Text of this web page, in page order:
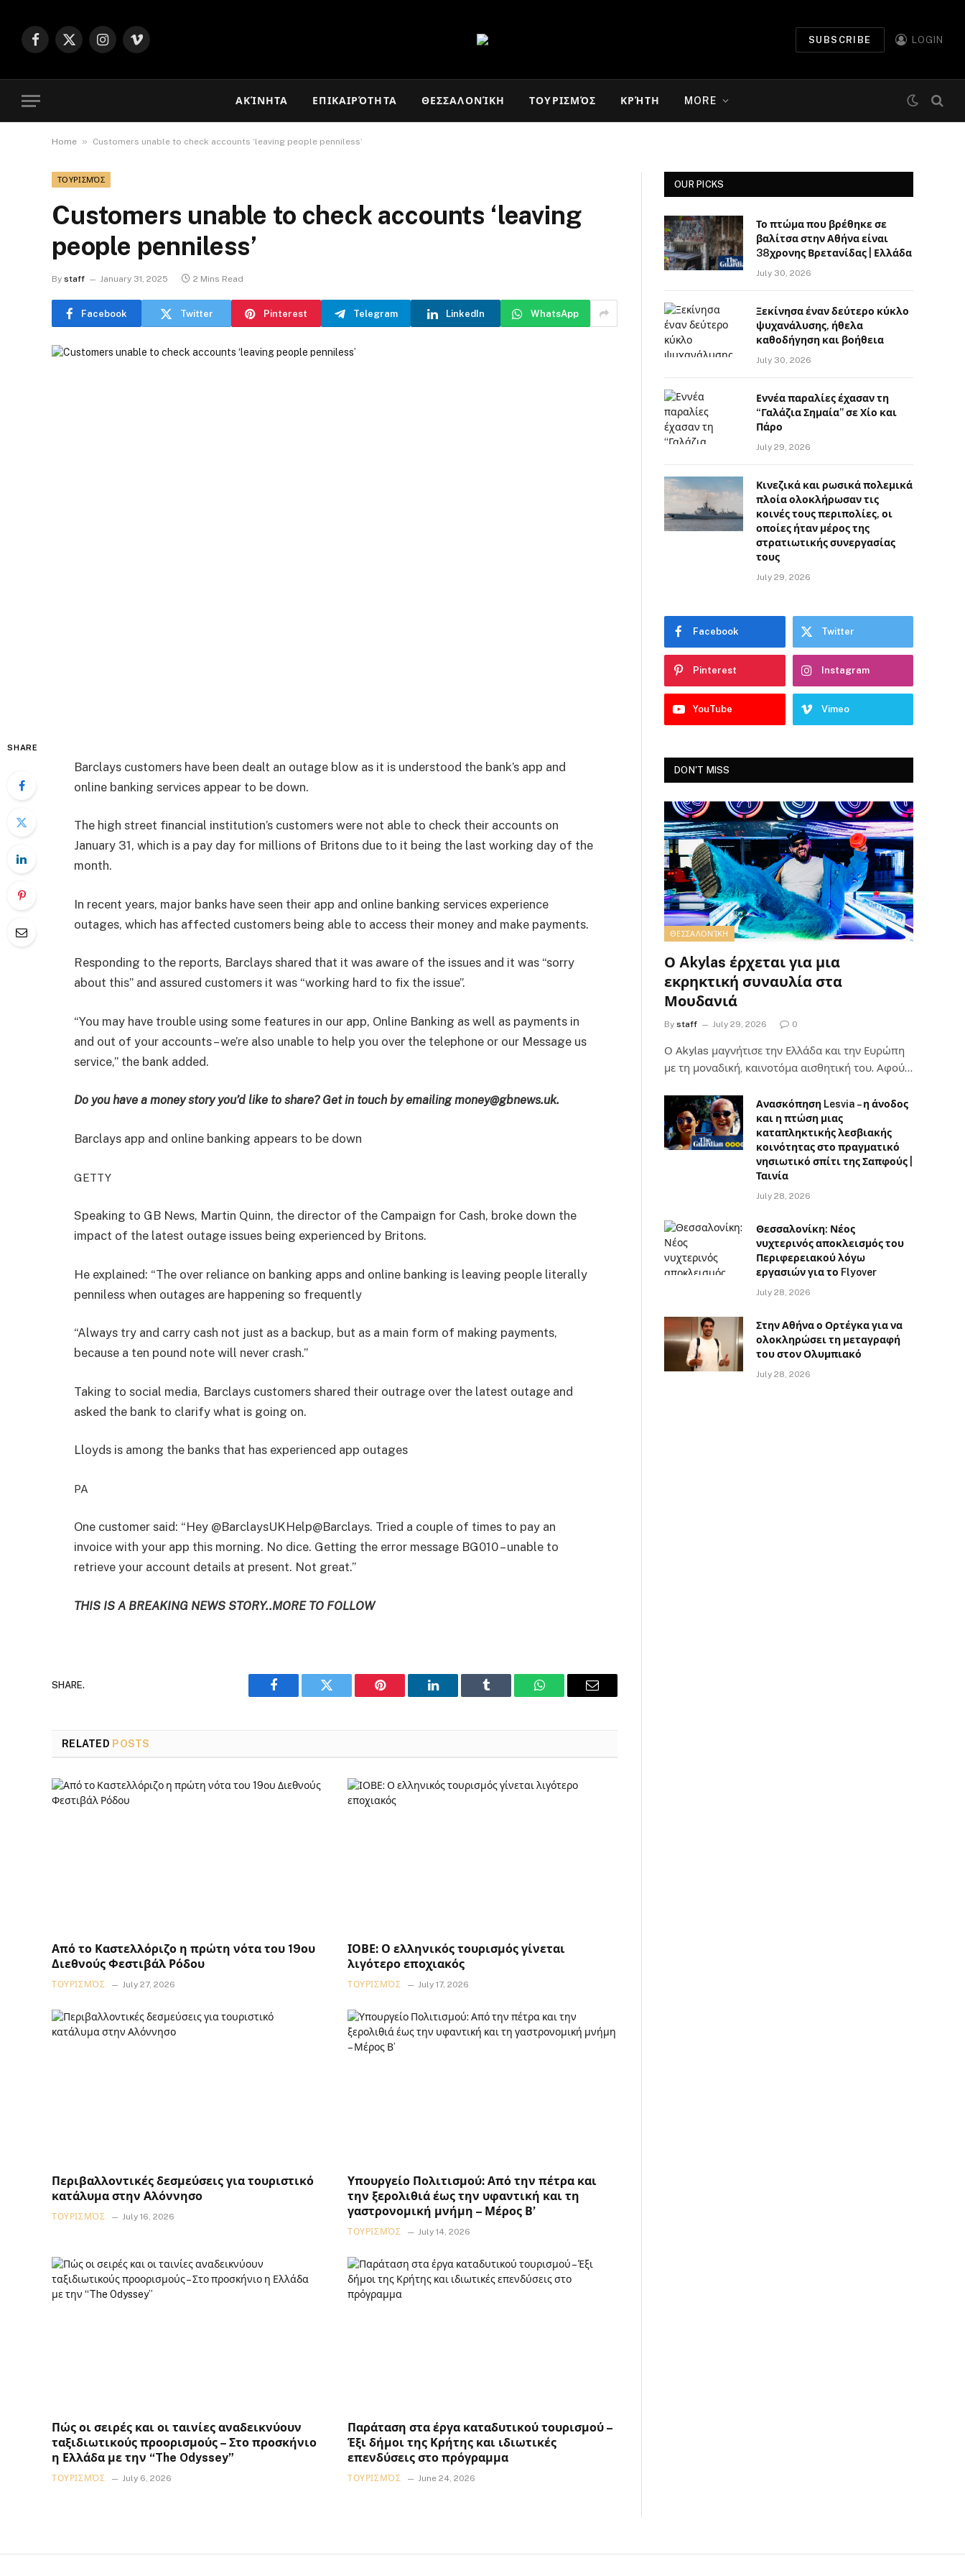
Facebook
X
Instagram
Vimeo
SUBSCRIBE LOGIN
ΑΚΊΝΗΤΑ ΕΠΙΚΑΙΡΌΤΗΤΑ ΘΕΣΣΑΛΟΝΊΚΗ ΤΟΥΡΙΣΜΌΣ ΚΡΉΤΗ MORE
Home » Customers unable to check accounts ‘leaving people penniless’
ΤΟΥΡΙΣΜΌΣ
Customers unable to check accounts ‘leaving
people penniless’
By staff January 31, 2025 2 Mins Read
Facebook Twitter Pinterest Telegram LinkedIn WhatsApp
SHARE
Barclays customers have been dealt an outage blow as it is understood the bank’s app and
online banking services appear to be down.
The high street financial institution’s customers were not able to check their accounts on
January 31, which is a pay day for millions of Britons due to it being the last working day of the
month.
In recent years, major banks have seen their app and online banking services experience
outages, which has affected customers being able to access their money and make payments.
Responding to the reports, Barclays shared that it was aware of the issues and it was “sorry
about this” and assured customers it was “working hard to fix the issue”.
“You may have trouble using some features in our app, Online Banking as well as payments in
and out of your accounts – we’re also unable to help you over the telephone or our Message us
service,” the bank added.
Do you have a money story you’d like to share? Get in touch by emailing money@gbnews.uk.
Barclays app and online banking appears to be down
GETTY
Speaking to GB News, Martin Quinn, the director of the Campaign for Cash, broke down the
impact of the latest outage issues being experienced by Britons.
He explained: “The over reliance on banking apps and online banking is leaving people literally
penniless when outages are happening so frequently
“Always try and carry cash not just as a backup, but as a main form of making payments,
because a ten pound note will never crash.”
Taking to social media, Barclays customers shared their outrage over the latest outage and
asked the bank to clarify what is going on.
Lloyds is among the banks that has experienced app outages
PA
One customer said: “Hey @BarclaysUKHelp@Barclays. Tried a couple of times to pay an
invoice with your app this morning. No dice. Getting the error message BG010 – unable to
retrieve your account details at present. Not great.”
THIS IS A BREAKING NEWS STORY..MORE TO FOLLOW
SHARE.
Facebook Twitter Pinterest LinkedIn Tumblr WhatsAppEmail
RELATED POSTS
Από το Καστελλόριζο η πρώτη νότα του 19ου
Διεθνούς Φεστιβάλ Ρόδου
ΤΟΥΡΙΣΜΌΣ July 27, 2026
ΙΟΒΕ: Ο ελληνικός τουρισμός γίνεται
λιγότερο εποχιακός
ΤΟΥΡΙΣΜΌΣ July 17, 2026
Περιβαλλοντικές δεσμεύσεις για τουριστικό
κατάλυμα στην Αλόννησο
ΤΟΥΡΙΣΜΌΣ July 16, 2026
Υπουργείο Πολιτισμού: Από την πέτρα και
την ξερολιθιά έως την υφαντική και τη
γαστρονομική μνήμη – Μέρος Β’
ΤΟΥΡΙΣΜΌΣ July 14, 2026
Πώς οι σειρές και οι ταινίες αναδεικνύουν
ταξιδιωτικούς προορισμούς – Στο προσκήνιο
η Ελλάδα με την “The Odyssey”
ΤΟΥΡΙΣΜΌΣ July 6, 2026
Παράταση στα έργα καταδυτικού τουρισμού –
Έξι δήμοι της Κρήτης και ιδιωτικές
επενδύσεις στο πρόγραμμα
ΤΟΥΡΙΣΜΌΣ June 24, 2026
OUR PICKS
Το πτώμα που βρέθηκε σε
βαλίτσα στην Αθήνα είναι
38χρονης Βρετανίδας | Ελλάδα
July 30, 2026
Ξεκίνησα έναν δεύτερο κύκλο
ψυχανάλυσης, ήθελα
καθοδήγηση και βοήθεια
July 30, 2026
Εννέα παραλίες έχασαν τη
“Γαλάζια Σημαία” σε Χίο και
Πάρο
July 29, 2026
Κινεζικά και ρωσικά πολεμικά
πλοία ολοκλήρωσαν τις
κοινές τους περιπολίες, οι
οποίες ήταν μέρος της
στρατιωτικής συνεργασίας
τους
July 29, 2026
Facebook Twitter
Pinterest Instagram
YouTube Vimeo
DON'T MISS
ΘΕΣΣΑΛΟΝΊΚΗ
Ο Akylas έρχεται για μια
εκρηκτική συναυλία στα
Μουδανιά
By staff July 29, 2026 0
Ο Αkylas μαγνήτισε την Ελλάδα και την Ευρώπη
με τη μοναδική, καινοτόμα αισθητική του. Αφού…
Ανασκόπηση Lesvia – η άνοδος
και η πτώση μιας
καταπληκτικής λεσβιακής
κοινότητας στο πραγματικό
νησιωτικό σπίτι της Σαπφούς |
Ταινία
July 28, 2026
Θεσσαλονίκη: Νέος
νυχτερινός αποκλεισμός του
Περιφερειακού λόγω
εργασιών για το Flyover
July 28, 2026
Στην Αθήνα ο Ορτέγκα για να
ολοκληρώσει τη μεταγραφή
του στον Ολυμπιακό
July 28, 2026